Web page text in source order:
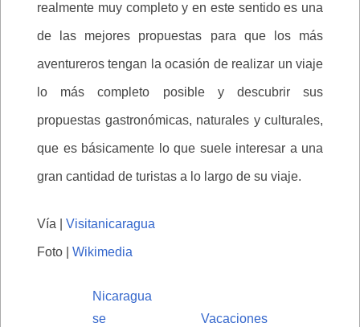
realmente muy completo y en este sentido es una
de las mejores propuestas para que los más
aventureros tengan la ocasión de realizar un viaje
lo más completo posible y descubrir sus
propuestas gastronómicas, naturales y culturales,
que es básicamente lo que suele interesar a una
gran cantidad de turistas a lo largo de su viaje.
Vía | Visitanicaragua
Foto | Wikimedia
Nicaragua
se
Vacaciones